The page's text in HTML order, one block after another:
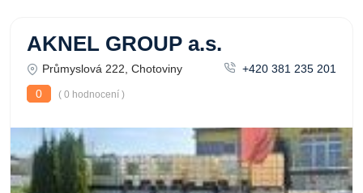
AKNEL GROUP a.s.
Průmyslová 222, Chotoviny
+420 381 235 201
0
( 0 hodnocení )